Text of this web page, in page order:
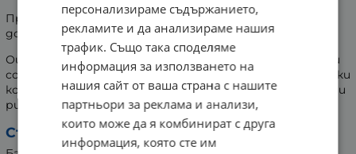
Променя напълно вкуса на храната към която е
добавен.
Оцетът е добър заместител на вредните мазнини и
солта при приготвянето на сосове и дресинги. В малки
количества се добавя към супи, морски дарове, паста и
ризото.
Съдържание:
персонализираме съдържанието,
рекламите и да анализираме нашия
трафик. Също така споделяме
информация за използването на
нашия сайт от ваша страна с нашите
партньори за реклама и анализи,
които може да я комбинират с друга
информация, която сте им